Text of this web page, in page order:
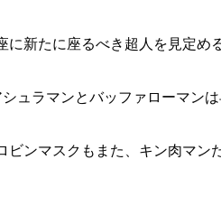
に新たに座るべき超人を見定め
ュラマンとバッファローマンは
ビンマスクもまた、キン肉マン